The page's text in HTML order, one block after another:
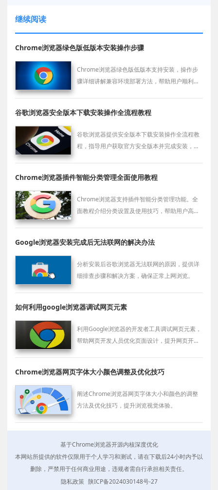
继续阅读
Chrome浏览器绿色版低版本安装操作步骤
Chrome浏览器绿色版低版本支持安装，操作步
骤详细讲解兼容环境部署方法，帮助用户顺利完
谷歌浏览器安全版本下载安装操作全流程教程
谷歌浏览器提供安全版本下载安装操作全流程教
程，指导用户获取官方安全版本并完成安装，提
Chrome浏览器插件智能分类管理全面使用教程
Chrome浏览器支持插件智能分类管理功能。全
面教程介绍分类设置及使用技巧，帮助用户高效
Google浏览器安装完成后无法联网的解决办法
分析安装后谷歌浏览器无法联网的原因，提供详
细排查步骤和解决方案，确保正常上网浏览。
如何利用google浏览器调试网页元素
利用Google浏览器的开发者工具调试网页元素，
帮助网页开发人员优化页面设计，提升网页开发
Chrome浏览器网页字体大小颜色调整及优化技巧
阐述Chrome浏览器网页字体大小和颜色的调整
方法及优化技巧，提升浏览视觉体验。
基于Chrome浏览器开源内核深度优化
本网站所提供的软件仅限用于个人学习和测试，请在下载后24小时内予以
删除，严禁用于任何商业用途，违规者需自行承担相关责任。
隐私政策 陕ICP备2024030148号-27